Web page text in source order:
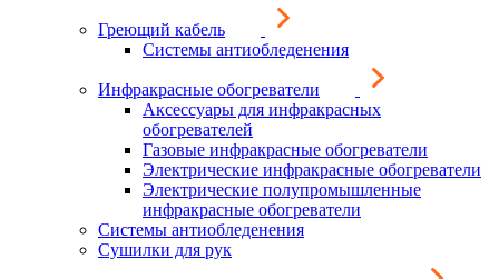
Греющий кабель
Системы антиобледенения
Инфракрасные обогреватели
Аксессуары для инфракрасных
обогревателей
Газовые инфракрасные обогреватели
Электрические инфракрасные обогреватели
Электрические полупромышленные
инфракрасные обогреватели
Системы антиобледенения
Сушилки для рук